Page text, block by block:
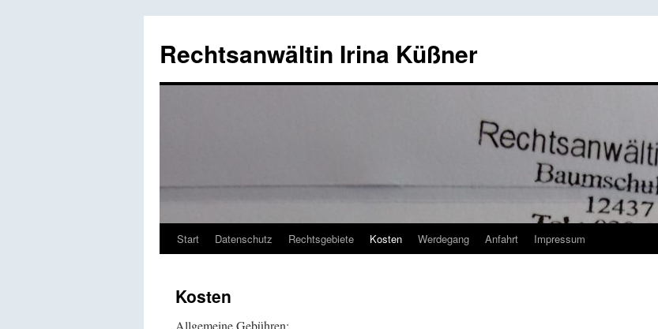
Rechtsanwältin Irina Küßner
Springe
Inhalt
Start Datenschutz Rechtsgebiete Kosten Werdegang Anfahrt Impressum
Kosten
Allgemeine Gebühren: